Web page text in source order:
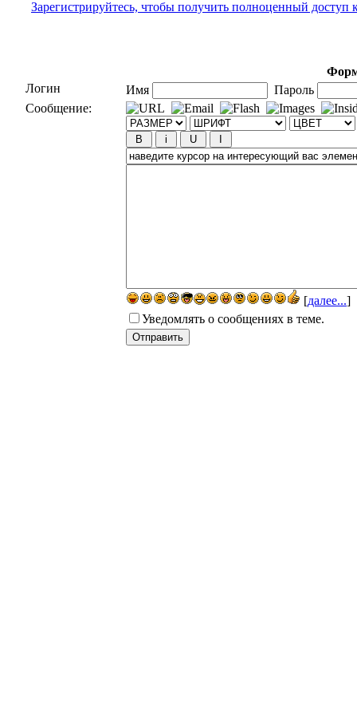
Зарегистрируйтесь, чтобы получить полноценный доступ
Логин
Имя
Пароль
Сообщение:
[далее...]
Уведомлять о сообщениях в теме.